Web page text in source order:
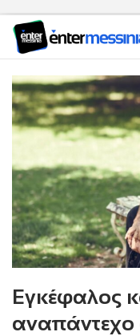
Εγκέφαλος
αναπάντεχο